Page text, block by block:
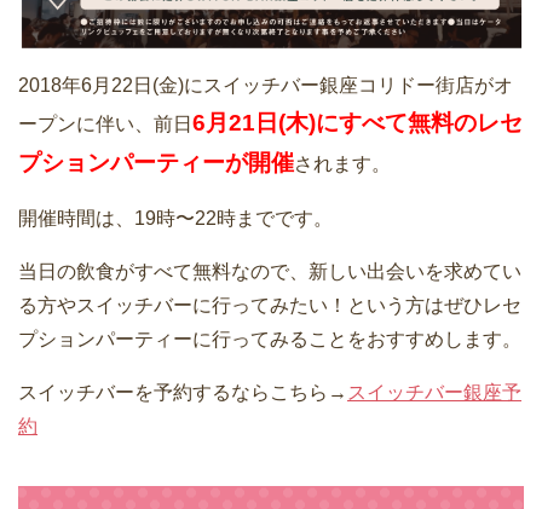
2018年6月22日(金)にスイッチバー銀座コリドー街店がオ
ープンに伴い、前日 6月21日(木)にすべて無料のレセ
プションパーティーが開催されます。
開催時間は、19時〜22時までです。
当日の飲食がすべて無料なので、新しい出会いを求めてい
る方やスイッチバーに行ってみたい！という方はぜひレセ
プションパーティーに行ってみることをおすすめします。
スイッチバーを予約するならこちら→ スイッチバー銀座予
約